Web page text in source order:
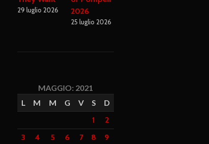
29 luglio 2026
2026
25 luglio 2026
MAGGIO: 2021
L
M M G V S
D
1
2
3
4 5 6 7 8
9